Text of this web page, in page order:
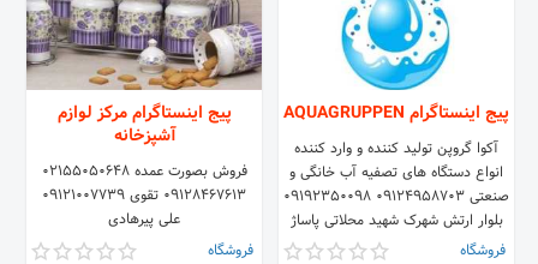
پیج اینستاگرام AQUAGRUPPEN
آکوا گروپن تولید کننده و وارد کننده
انواع دستگاه های تصفیه آب خانگی و
صنعتی 09124958703 09192350098
بلوار ارتش شهرک شهید محلاتی پاساژ
نخل
فروشگاه
پیج اینستاگرام مرکز لوازم
آشپزخانه
فروش بصورت عمده ۰۲۱۵۵۰۵۰۶۴۸
۰۹۱۲۸۴۶۷۶۱۳ تقوی ۰۹۱۲۱۰۰۷۷۳۹
علی پیرهادی
فروشگاه